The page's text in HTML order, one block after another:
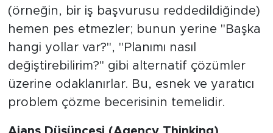
(örneğin, bir iş başvurusu reddedildiğinde)
hemen pes etmezler; bunun yerine "Başka
hangi yollar var?", "Planımı nasıl
değiştirebilirim?" gibi alternatif çözümler
üzerine odaklanırlar. Bu, esnek ve yaratıcı
problem çözme becerisinin temelidir.